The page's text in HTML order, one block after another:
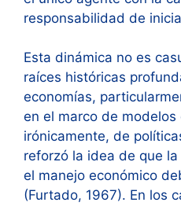
responsabilidad de
Esta dinámica no es
raíces históricas
economías,
en el marco de
irónicamente, de
reforzó la idea de que
el manejo económico
(Furtado, 1967). En los